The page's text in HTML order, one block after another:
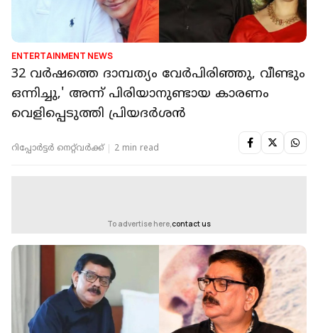
ENTERTAINMENT NEWS
32 വർഷത്തെ ദാമ്പത്യം വേർപിരിഞ്ഞു, വീണ്ടും
ഒന്നിച്ചു,' അന്ന് പിരിയാനുണ്ടായ കാരണം
വെളിപ്പെടുത്തി പ്രിയദർശൻ
റിപ്പോർട്ടർ നെറ്റ്‌വര്‍ക്ക്‌ 2 min read
To advertise here, contact us